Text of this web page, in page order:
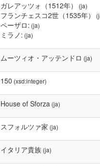
ガレアッツォ（1512年） (ja)
フランチェスコ2世（1535年）
ペーザロ: (ja)
ミラノ: (ja)
ムーツィオ・アッテンドロ (ja)
150 (xsd:integer)
House of Sforza (ja)
スフォルツァ家 (ja)
イタリア貴族 (ja)